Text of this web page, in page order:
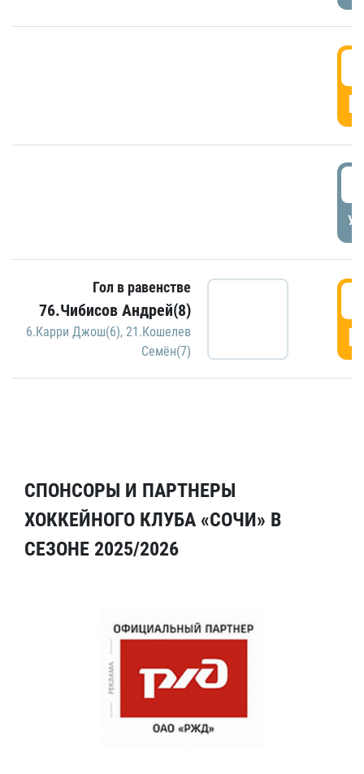
Гол в равенстве
76.Чибисов Андрей(8)
6.Карри Джош(6), 21.Кошелев
Семён(7)
СПОНСОРЫ И ПАРТНЕРЫ
ХОККЕЙНОГО КЛУБА «СОЧИ» В
СЕЗОНЕ 2025/2026